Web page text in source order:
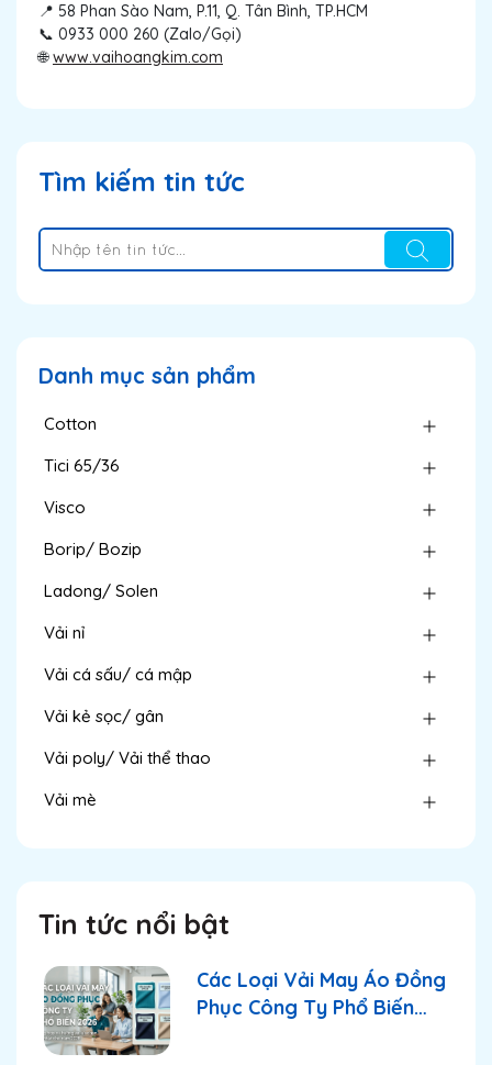
📍 58 Phan Sào Nam, P.11, Q. Tân Bình, TP.HCM
📞 0933 000 260 (Zalo/Gọi)
🌐www.vaihoangkim.com
Tìm kiếm tin tức
Danh mục sản phẩm
Cotton
Tici 65/36
Visco
Borip/ Bozip
Ladong/ Solen
Vải nỉ
Vải cá sấu/ cá mập
Vải kẻ sọc/ gân
Vải poly/ Vải thể thao
Vải mè
Tin tức nổi bật
Các Loại Vải May Áo Đồng
Phục Công Ty Phổ Biến